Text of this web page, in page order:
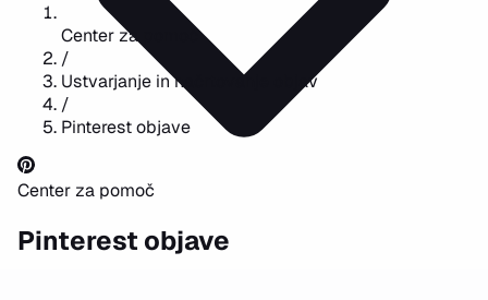
Center za pomoč
/
Ustvarjanje in načrtovanje objav
/
Pinterest objave
Center za pomoč
Pinterest objave